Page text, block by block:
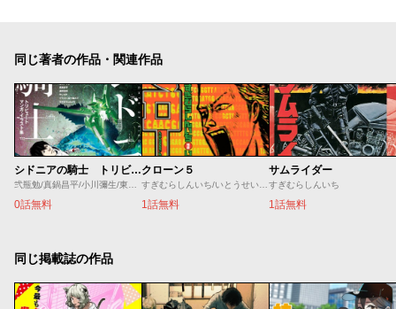
同じ著者の作品・関連作品
シドニアの騎士 トリビュートマンガ・イラスト集
0話無料
クローン５
1話無料
サムライダー
すぎむらしんいち
1話無料
同じ掲載誌の作品